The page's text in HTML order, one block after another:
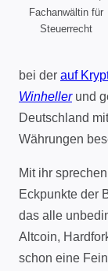
Fachanwältin für
Steuerrecht
bei der auf
Winhellerund
Deutschland
Währungen
Mit ihr
Eckpunkte der
das alle
Altcoin,
schon eine